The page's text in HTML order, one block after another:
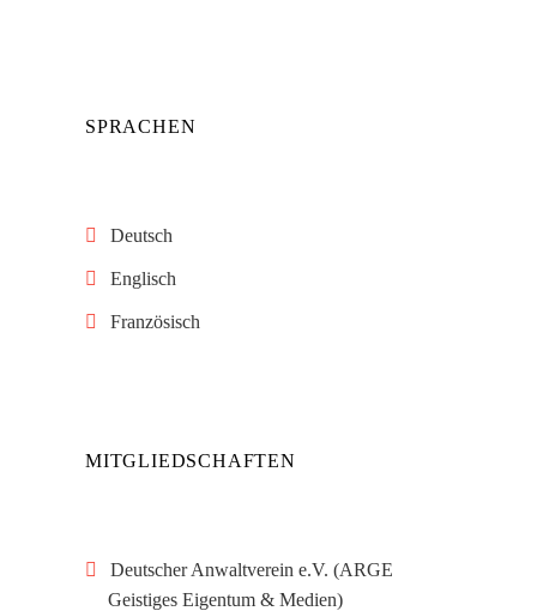
SPRACHEN
Deutsch
Englisch
Französisch
MITGLIEDSCHAFTEN
Deutscher Anwaltverein e.V. (ARGE
Geistiges Eigentum & Medien)